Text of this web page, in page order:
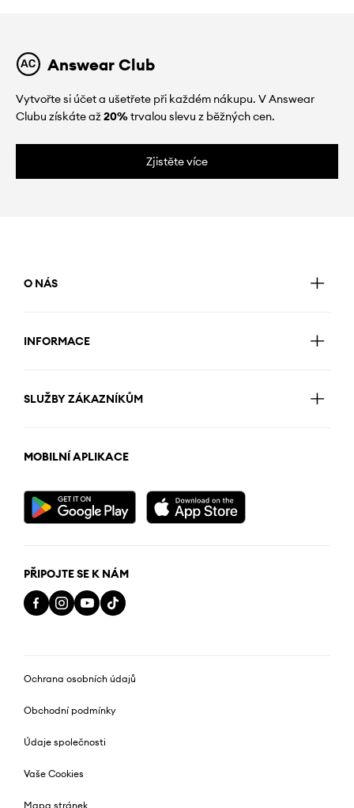
Answear Club
Vytvořte si účet a ušetřete při každém nákupu. V Answear
Clubu získáte až20%trvalou slevu z běžných cen.
Zjistěte více
O NÁS
INFORMACE
SLUŽBY ZÁKAZNÍKŮM
MOBILNÍ APLIKACE
PŘIPOJTE SE K NÁM
Ochrana osobních údajů
Obchodní podmínky
Údaje společnosti
Vaše Cookies
Mapa stránek